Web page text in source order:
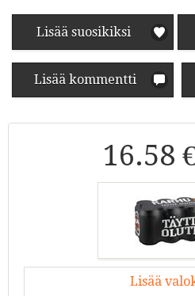
Lisää suosikiksi
Lisää kommentti
16.58
Lisää